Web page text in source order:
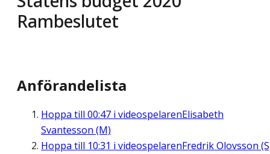
Rambeslutet
Anförandelista
Hoppa till 00:47 i videospelarenElisabeth
Svantesson (M)
Hoppa till 10:31 i videospelarenFredrik Olovsson